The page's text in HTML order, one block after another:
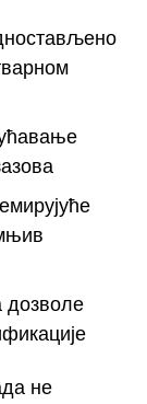
дозволе
не